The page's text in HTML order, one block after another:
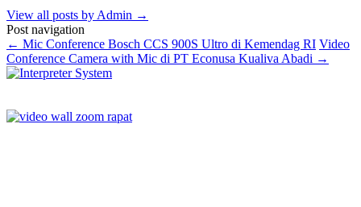
View all posts by Admin →
Post navigation
← Mic Conference Bosch CCS 900S Ultro di Kemendag RI Video
Conference Camera with Mic di PT Econusa Kualiva Abadi →